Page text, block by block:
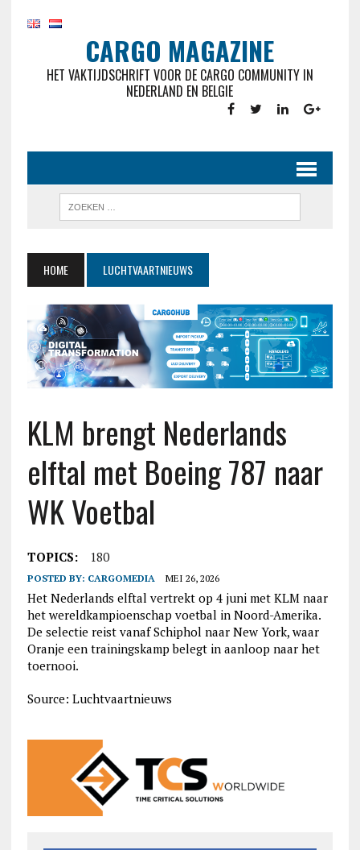
CARGO MAGAZINE
HET VAKTIJDSCHRIFT VOOR DE CARGO COMMUNITY IN
NEDERLAND EN BELGIE
HOME LUCHTVAARTNIEUWS
KLM brengt Nederlands
elftal met Boeing 787 naar
WK Voetbal
TOPICS: 180
POSTED BY: CARGOMEDIA MEI 26, 2026
Het Nederlands elftal vertrekt op 4 juni met KLM naar
het wereldkampioenschap voetbal in Noord-Amerika.
De selectie reist vanaf Schiphol naar New York, waar
Oranje een trainingskamp belegt in aanloop naar het
toernooi.
Source: Luchtvaartnieuws